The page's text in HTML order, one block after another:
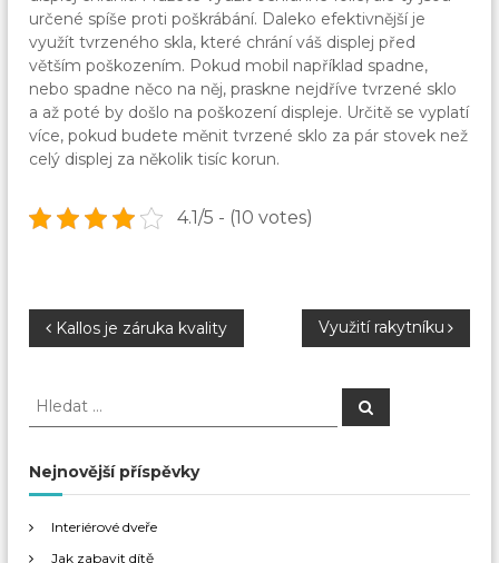
určené spíše proti poškrábání. Daleko efektivnější je
využít tvrzeného skla, které chrání váš displej před
větším poškozením. Pokud mobil například spadne,
nebo spadne něco na něj, praskne nejdříve tvrzené sklo
a až poté by došlo na poškození displeje. Určitě se vyplatí
více, pokud budete měnit tvrzené sklo za pár stovek než
celý displej za několik tisíc korun.
4.1/5 - (10 votes)
N
v
i
g
Kallos je záruka kvality Využití rakytníku
H
d
a
:
H
l
Nejnovější příspěvky
Interiérové dveře
Jak zabavit dítě